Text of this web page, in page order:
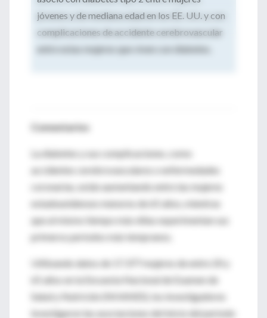
jóvenes y de mediana edad en los EE. UU. y con
complicaciones de accidente cerebrovascular
entre estas mujeres que viven con diabetes.
Comentarios
La diabetes y sus complicaciones, como
accidentes cerebrovasculares o enfermedades
coronarias, están aumentando entre las mujeres
estadounidenses menores de 65 años, mientras
que al mismo tiempo más niñas experimentan sus
primeros períodos más tempranos.
Utilizando datos de 17.377 mujeres de entre 20 y
65 años en la Encuesta Nacional de Examen de
Salud y Nutrición (NHANES), los investigadores
investigaron las asociaciones del inicio del período